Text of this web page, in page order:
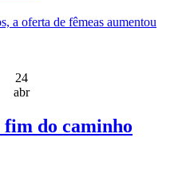
a oferta de fêmeas aumentou
24
abr
do caminho